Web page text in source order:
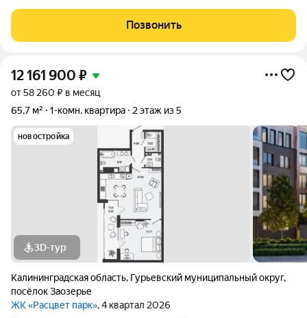
Виды на озеро и природу благодаря панорамному остеклению.
Продуманная
Позвонить
12 161 900 ₽
от 58 260 ₽ в месяц
65,7 м²
1-комн. квартира 2 этаж из 5
новостройка
3D-тур
Калининградская область, Гурьевский муниципальный округ,
посёлок Заозерье
ЖК «Расцвет парк», 4 квартал 2026